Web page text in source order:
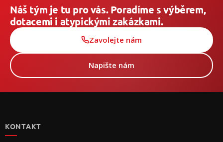
Náš tým je tu pro vás. Poradíme s výběrem,
dotacemi i atypickými zakázkami.
Zavolejte nám
Napište nám
KONTAKT